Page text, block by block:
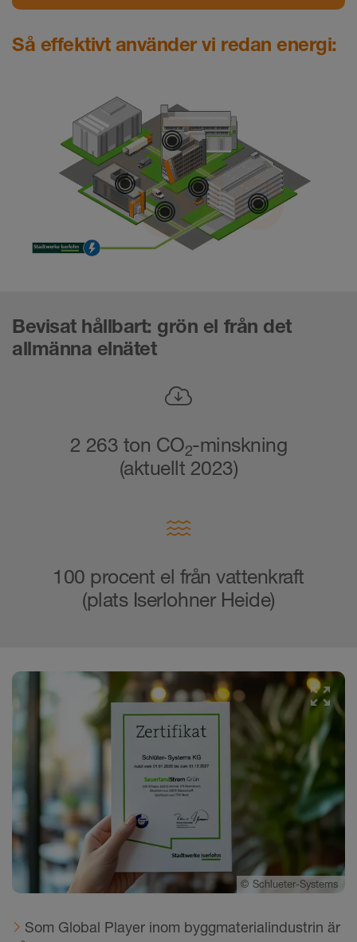
Så effektivt använder vi redan energi:
Grön el
Geotermik
Kraft-
Bevisat hållbart: grön el från det
allmänna elnätet
2 263 ton CO2-minskning
(aktuellt 2023)
100 procent el från vattenkraft
(plats Iserlohner Heide)
© Schlueter-Systems
Som Global Player inom byggmaterialindustrin är